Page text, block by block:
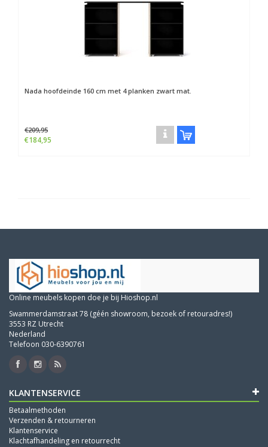
Nada hoofdeinde 160 cm met 4 planken zwart mat.
€209,95
€184,95
Online meubels kopen doe je bij Hioshop.nl
Swammerdamstraat 78 (géén showroom, bezoek of retouradres!)
3553 RZ Utrecht
Nederland
Telefoon 030-6390761
KLANTENSERVICE
Betaalmethoden
Verzenden & retourneren
Klantenservice
Klachtafhandeling en retourrecht